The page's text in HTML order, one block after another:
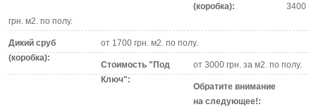
(коробка):
3400
грн. м2. по полу.
Дикий сруб
(коробка):
от 1700 грн. м2. по полу.
Стоимость "Под
Ключ":
от 3000 грн. за м2. по полу.
Обратите внимание
на следующее!: